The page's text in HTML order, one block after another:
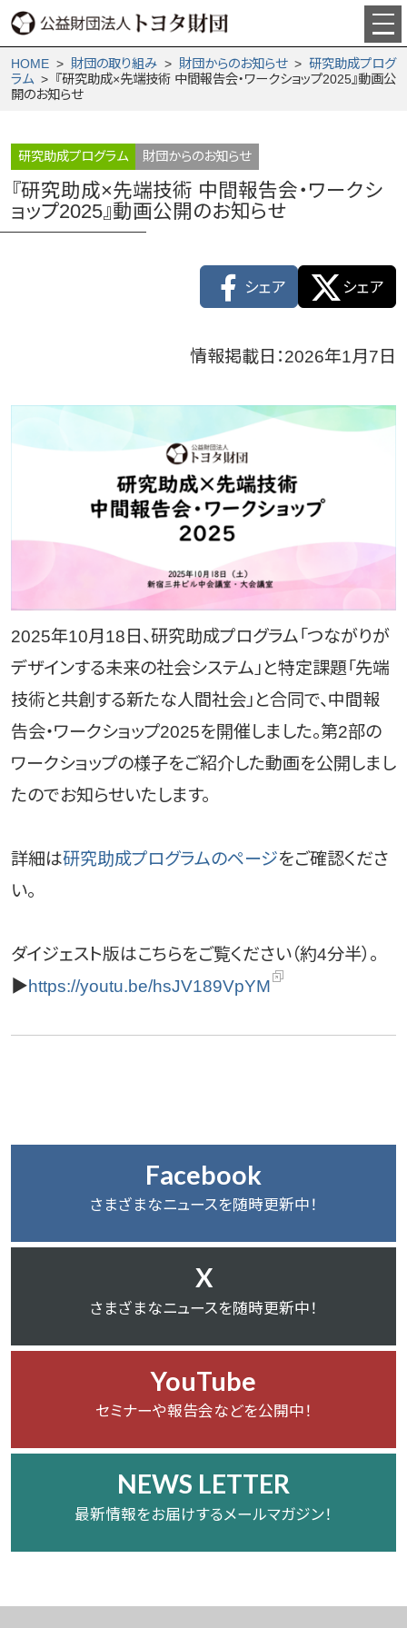
HOME> 財団の取り組み> 財団からの­お知らせ> 研究助成プログ
ラム> 『研究助成×先端技術 中間報告会・ワークショップ2025』動画公
開のお知らせ
研究助成プログラム 財団からのお知らせ
『研究助成×先端技術 中間報告会・ワークシ
ョップ2025』動画公開のお知らせ
シェア シェア
情報掲載日：2026年1月7日
2025年10月18日、研究助成プログラム「つながりが
デザインする未来の社会システム」と特定課題「先端
技術と共創する新たな人間社会」と合同で、中間報
告会・ワークショップ2025を開催しました。第2部の
ワークショップの様子をご紹介した動画を公開しまし
たのでお知らせいたします。
詳細は研究助成プログラムのページをご確認くださ
い。
ダイジェスト版はこちらをご覧ください（約4分半）。
▶https://youtu.be/hsJV189VpYM
Facebook
さまざまなニュースを随時更新中！
X
さまざまなニュースを随時更新中！
YouTube
セミナーや報告会などを公開中！
NEWS LETTER
最新情報をお届けするメールマガジン！